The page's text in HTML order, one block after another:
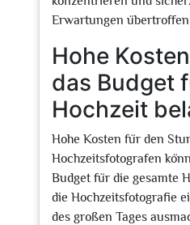
Erwartungen
Hohe
das Budget
Hochzeit
Hohe Kosten für den
Hochzeitsfotografen
Budget für die gesamte
die Hochzeitsfotografie
des großen Tages